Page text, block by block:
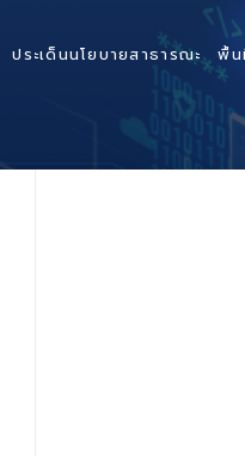
ประเด็นนโยบายสาธารณะ พื้น